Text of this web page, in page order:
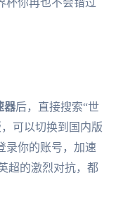
器后，直接搜索“世
可以切换到国内版
录你的账号，加速
超的激烈对抗，都